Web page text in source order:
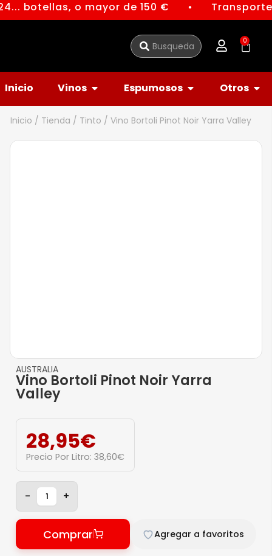
botellas, o mayor de 150 € ●
0
Inicio Vinos Espumosos Otros
Inicio / Tienda / Tinto / Vino Bortoli Pinot Noir Yarra Valley
AUSTRALIA
Vino Bortoli Pinot Noir Yarra
Valley
28,95€
Precio Por Litro: 38,60€
- +
Comprar Agregar a favoritos